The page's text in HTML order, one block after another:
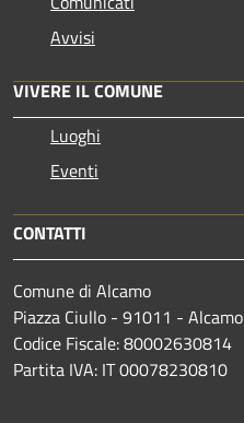
Avvisi
VIVERE IL COMUNE
Luoghi
Eventi
CONTATTI
Comune di Alcamo
Piazza Ciullo - 91011 - Alcamo
Codice Fiscale: 80002630814
Partita IVA: IT 00078230810